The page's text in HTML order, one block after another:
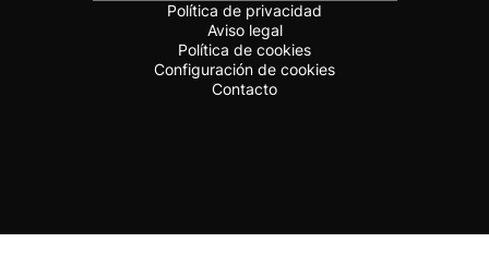
Política de privacidad
Aviso legal
Política de cookies
Configuración de cookies
Contacto